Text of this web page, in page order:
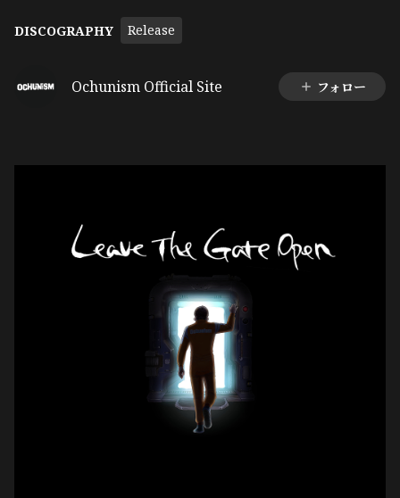
DISCOGRAPHY Release
Ochunism Official Site フォロー